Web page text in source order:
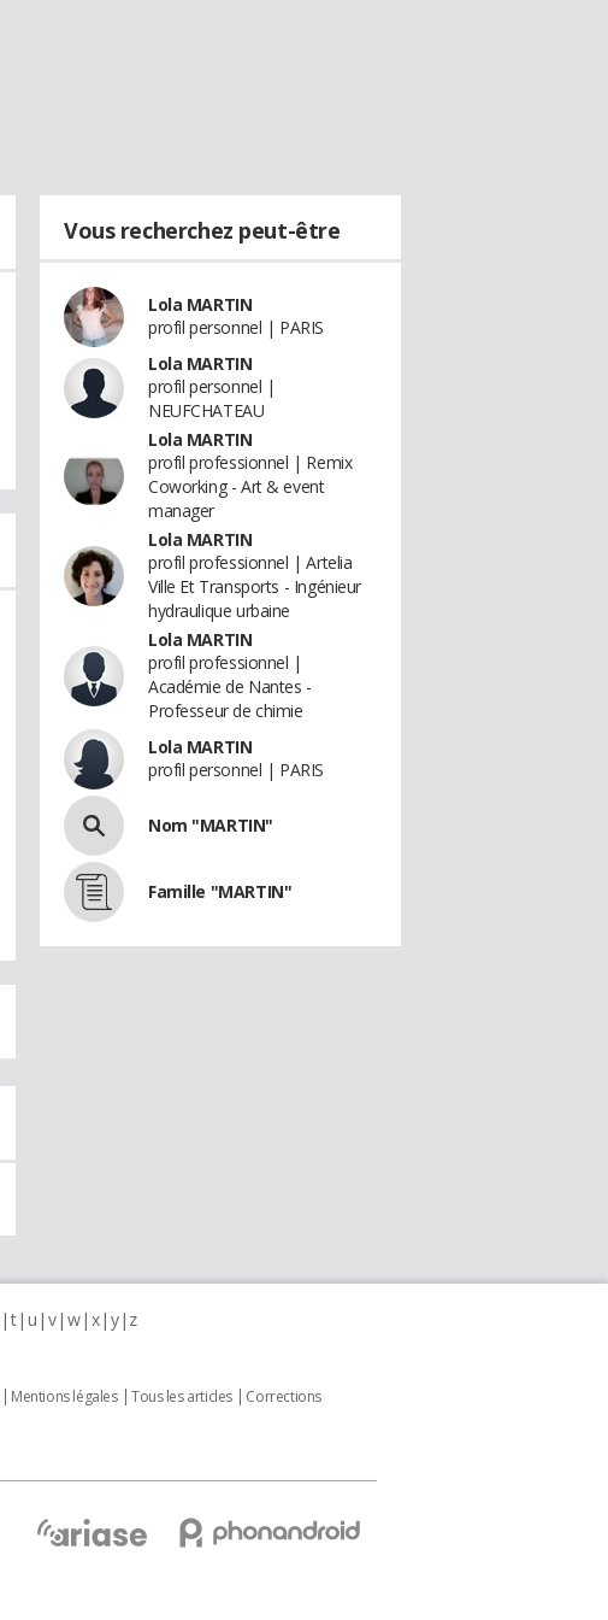
Vous recherchez peut-être
Lola MARTIN
profil personnel | PARIS
Lola MARTIN
profil personnel |
NEUFCHATEAU
Lola MARTIN
profil professionnel | Remix
Coworking - Art & event
manager
Lola MARTIN
profil professionnel | Artelia
Ville Et Transports - Ingénieur
hydraulique urbaine
Lola MARTIN
profil professionnel |
Académie de Nantes -
Professeur de chimie
Lola MARTIN
profil personnel | PARIS
Nom "MARTIN"
Famille "MARTIN"
t u v w x y z
Mentions légales Tous les articles
Corrections